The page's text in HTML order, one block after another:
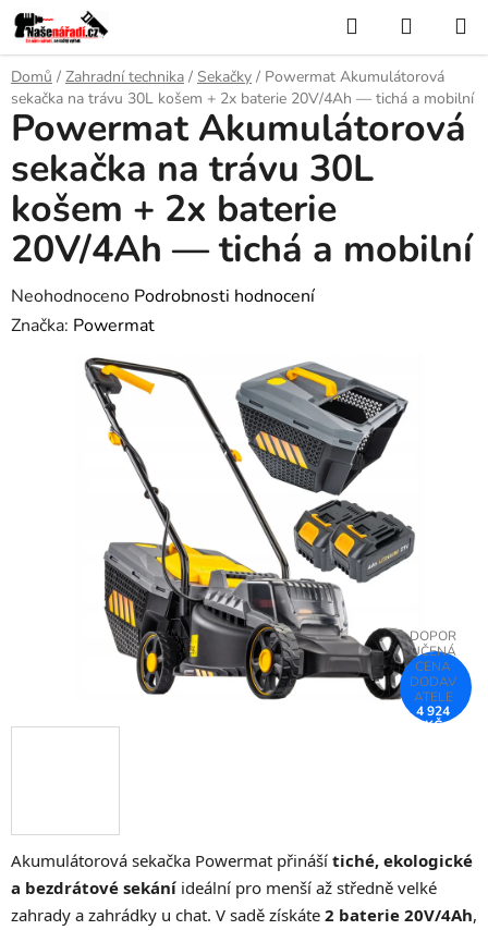
Přejít
na
obsah
Hledat
KOŠÍK
Domů / Zahradní technika / Sekačky / Powermat Akumulátorová
sekačka na trávu 30L košem + 2x baterie 20V/4Ah — tichá a mobilní
Akumulátorová sekačka Powermat přináší tiché, ekologické
a bezdrátové sekání ideální pro menší až středně velké
zahrady a zahrádky u chat. V sadě získáte 2 baterie 20V/4Ah,
Powermat Akumulátorová
sekačka na trávu 30L
košem + 2x baterie
20V/4Ah — tichá a mobilní
Průměrné
hodnocení
Neohodnoceno Podrobnosti hodnocení
Značka: Powermat
4 924
KČ